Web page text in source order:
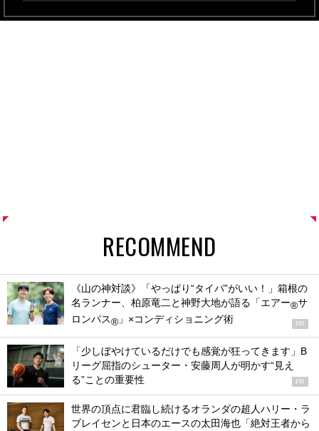
RECOMMEND
《山の神対談》「やっぱり“タイパ”がいい！」箱根の
名ランナー、柏原竜二と神野大地が語る「エアー®サ
ロンパス® 」×コンディショニング術 PR
「少しぼやけているだけでも感覚が狂ってきます」B
リーグ屈指のシューター・安藤周人が明かす“見え
る”ことの重要性
PR
世界の頂点に君臨し続けるオランダの超人ハリー・ラ
ブレイセンと日本のエースの太田海也「絶対王者から